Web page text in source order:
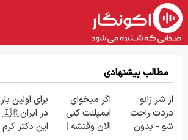
مطالب پیشنهادی
از شر زانو
دردت راحت
شو - بدون
اگر میخوای
ایمپلنت کنی
الان وقتشه |
برای اولین بار
در ایران🇮🇷
این دکتر کرم